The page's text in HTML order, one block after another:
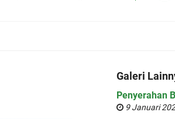
Galeri
Penyerahan
9 Januari